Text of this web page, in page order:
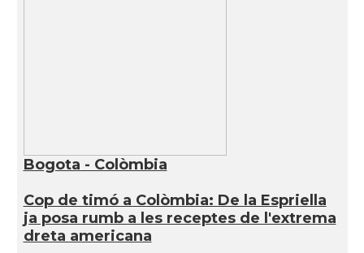
Bogota - Colòmbia
Cop de timó a Colòmbia: De la Espriella
ja posa rumb a les receptes de l'extrema
dreta americana